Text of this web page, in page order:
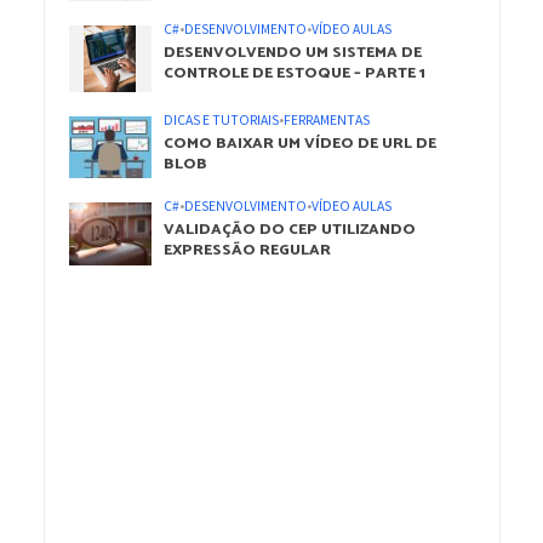
C#•DESENVOLVIMENTO•VÍDEO AULAS
DESENVOLVENDO UM SISTEMA DE
CONTROLE DE ESTOQUE – PARTE 1
DICAS E TUTORIAIS•FERRAMENTAS
COMO BAIXAR UM VÍDEO DE URL DE
BLOB
C#•DESENVOLVIMENTO•VÍDEO AULAS
VALIDAÇÃO DO CEP UTILIZANDO
EXPRESSÃO REGULAR